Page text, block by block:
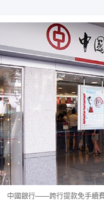
中國銀行——跨行提款免手續